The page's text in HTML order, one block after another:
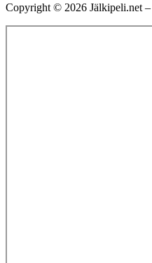
Copyright © 2026 Jälkipeli.net –